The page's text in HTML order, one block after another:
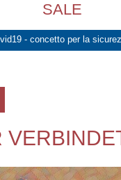
SALE
- concetto per la